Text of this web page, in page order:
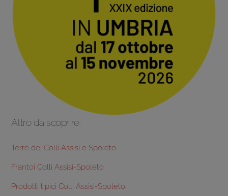
Altro da scoprire:
Terre dei Colli Assisi e Spoleto
Frantoi Colli Assisi-Spoleto
Prodotti tipici Colli Assisi-Spoleto